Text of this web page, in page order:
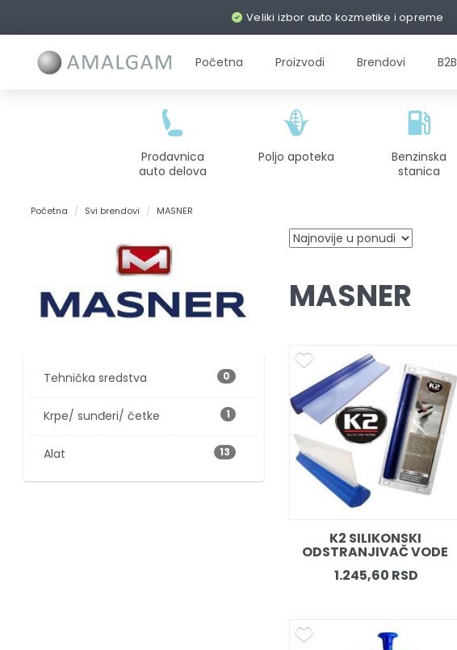
Veliki izbor auto kozmetike i opreme
Početna Proizvodi Brendovi B2B
Prodavnica
auto delova
Poljo apoteka
Benzinska
stanica
Početna Svi brendovi MASNER
Tehnička sredstva 0
Krpe/ sunđeri/ četke 1
Alat 13
MASNER
K2 SILIKONSKI
ODSTRANJIVAČ VODE
1.245,60 RSD